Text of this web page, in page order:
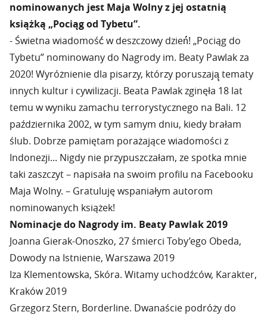
nominowanych jest Maja Wolny z jej ostatnią
książką „Pociąg od Tybetu”.
- Świetna wiadomość́ w deszczowy dzień́! „Pociąg do
Tybetu” nominowany do Nagrody im. Beaty Pawlak za
2020! Wyróżnienie dla pisarzy, którzy poruszają̨ tematy
innych kultur i cywilizacji. Beata Pawlak zginęła 18 lat
temu w wyniku zamachu terrorystycznego na Bali. 12
października 2002, w tym samym dniu, kiedy brałam
ślub. Dobrze pamiętam porażające wiadomości z
Indonezji... Nigdy nie przypuszczałam, ze spotka mnie
taki zaszczyt – napisała na swoim profilu na Facebooku
Maja Wolny. – Gratuluję wspaniałym autorom
nominowanych książek!
Nominacje do Nagrody im. Beaty Pawlak 2019
Joanna Gierak-Onoszko, 27 śmierci Toby’ego Obeda,
Dowody na Istnienie, Warszawa 2019
Iza Klementowska, Skóra. Witamy uchodźców, Karakter,
Kraków 2019
Grzegorz Stern, Borderline. Dwanaście podróży do